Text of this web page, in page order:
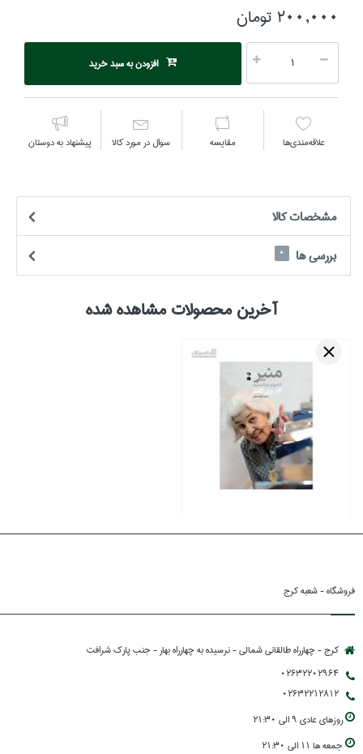
200,000 تومان
افزودن به سبد خرید
علاقه‌مندي‌ها مقايسه سوال در مورد كالا پیشنهاد به دوستان
مشخصات كالا
بررسی ها
0
آخرین محصولات مشاهده شده
فروشگاه - شعبه کرج
کرج - چهارراه طالقانی شمالی - نرسیده به چهارراه بهار - جنب پارك شرافت
02632202964
02632212812
روزهاي عادي 9 الي 21:30
جمعه ها 11 الي 21:30